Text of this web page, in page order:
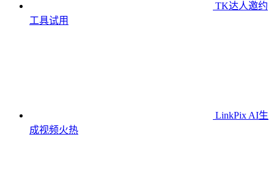
TK达人邀约
工具试用
LinkPix AI生
成视频火热